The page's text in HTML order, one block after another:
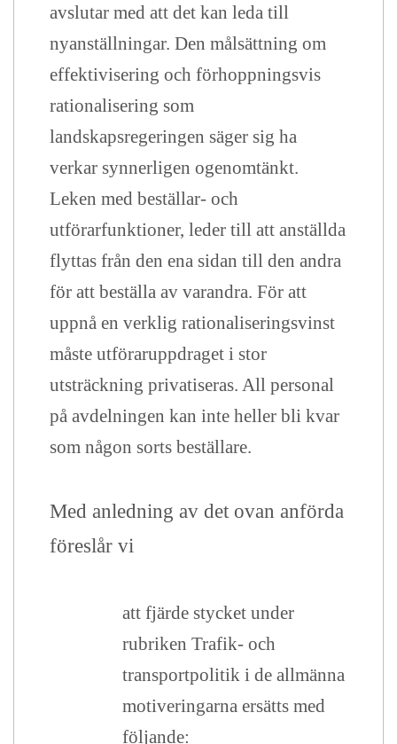
avslutar med att det kan leda till
nyanställningar. Den målsättning om
effektivisering och förhoppningsvis
rationalisering som
landskapsregeringen säger sig ha
verkar synnerligen ogenomtänkt.
Leken med beställar- och
utförarfunktioner, leder till att anställda
flyttas från den ena sidan till den andra
för att beställa av varandra. För att
uppnå en verklig rationaliseringsvinst
måste utföraruppdraget i stor
utsträckning privatiseras. All personal
på avdelningen kan inte heller bli kvar
som någon sorts beställare.
Med anledning av det ovan anförda
föreslår vi
att fjärde stycket under
rubriken Trafik- och
transportpolitik i de allmänna
motiveringarna ersätts med
följande: